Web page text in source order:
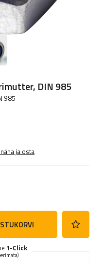
DIN 985
985
ja osta
1-Click